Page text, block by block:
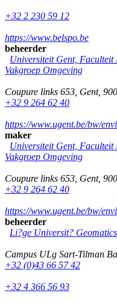
+32 2 230 59 12
https://www.belspo.be
beheerder
Universiteit Gent, Faculteit
Vakgroep Omgeving
Coupure links 653 Gent,
+32 9 264 62 40
https://www.ugent.be/bw/
maker
Universiteit Gent, Faculteit
Vakgroep Omgeving
Coupure links 653 Gent,
+32 9 264 62 40
https://www.ugent.be/bw/
beheerder
Li?ge Universit? Geomatics
Campus ULg Sart-Tilman
+32 (0)43 66 57 42
+32 4 366 56 93